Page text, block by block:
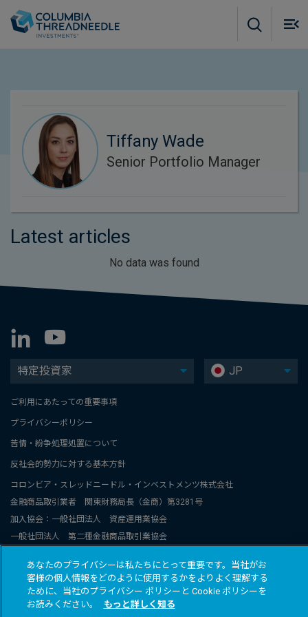
Tiffany Wade
Senior Portfolio Manager
Latest articles
No data was found
特定投資家 JP
ご利用にあたっての重要事項
プライバシーポリシー
苦情・紛争処理処置について
反社会的勢力に対する基本方針
コロンビア・スレッドニードル・インベストメンツ株式会社
金融商品取引業者 関東財務局長（金商）第3281号
加入協会：一般社団法人 資産運用業協会
一般社団法人 第二種金融商品取引業協会
スレッドニードル関連グループ会社のグローバルブランド名称です。
© 2026 COLUMBIA THREADNEEDLE INVESTMENTS JAPAN CO., Ltd.
All rights reserved.
あなたのプライバシーは私たちにとって重要です。当社がお
客様の個人情報をどのように使用するかをよりよく理解する
ために、当社のプライバシー ポリシーと Cookie ポリシーを
お読みください。
もっと詳しく知る